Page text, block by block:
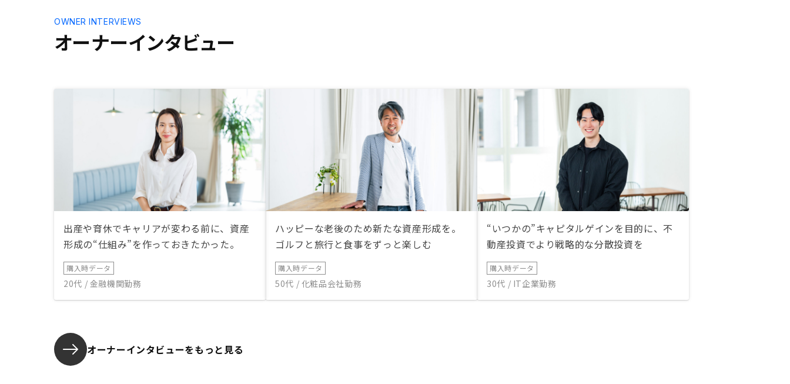
オーナーインタビュー
OWNER INTERVIEWS
出産や育休でキャリアが変わる前に、資産
形成の“仕組み”を作っておきたかった。
購入時データ
20代 / 金融機関勤務
ハッピーな老後のため新たな資産形成を。
ゴルフと旅行と食事をずっと楽しむ
購入時データ
50代 / 化粧品会社勤務
“いつかの”キャピタルゲインを目的に、不
動産投資でより戦略的な分散投資を
購入時データ
30代 / IT企業勤務
オーナーインタビューをもっと見る